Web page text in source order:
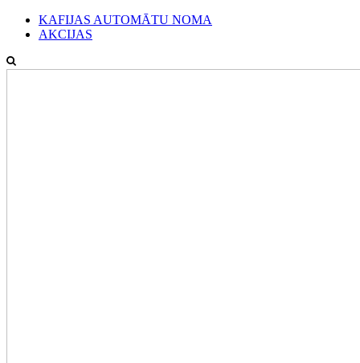
KAFIJAS AUTOMĀTU NOMA
AKCIJAS